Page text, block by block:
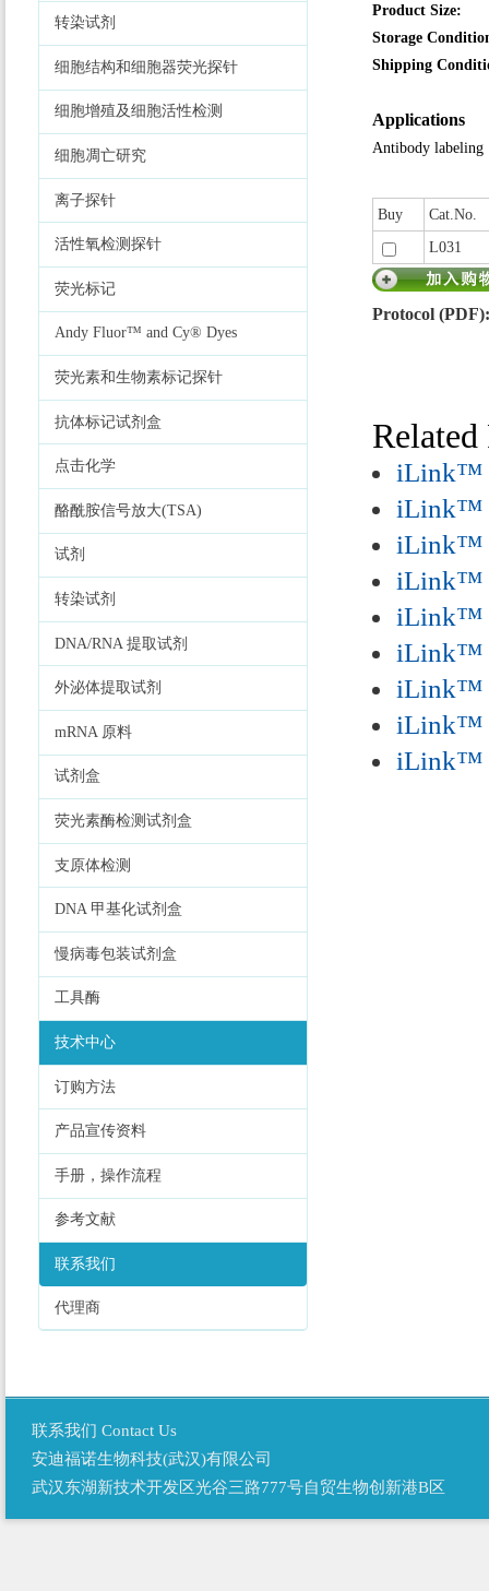
转染试剂
细胞结构和细胞器荧光探针
细胞增殖及细胞活性检测
细胞凋亡研究
离子探针
活性氧检测探针
荧光标记
Andy Fluor™ and Cy® Dyes
荧光素和生物素标记探针
抗体标记试剂盒
点击化学
酪酰胺信号放大(TSA)
试剂
转染试剂
DNA/RNA 提取试剂
外泌体提取试剂
mRNA 原料
试剂盒
荧光素酶检测试剂盒
支原体检测
DNA 甲基化试剂盒
慢病毒包装试剂盒
工具酶
技术中心
订购方法
产品宣传资料
手册，操作流程
参考文献
联系我们
代理商
Product Size:
Storage
Shipping
Applications
Antibody labeling
Buy
Cat.No.
L031
Protocol
Related
iLink™
iLink™
iLink™
iLink™
iLink™
iLink™
iLink™
iLink™
iLink™
联系我们 Contact Us
安迪福诺生物科技(武汉)有限公司
武汉东湖新技术开发区光谷三路777号自贸生物创新港B区